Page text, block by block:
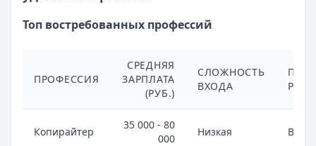
Топ востребованных профессий
ПРОФЕССИЯ
СРЕДНЯЯ
ЗАРПЛАТА
(РУБ.)
СЛОЖНОСТЬ
ВХОДА
Копирайтер
35 000 - 80
000
Низкая